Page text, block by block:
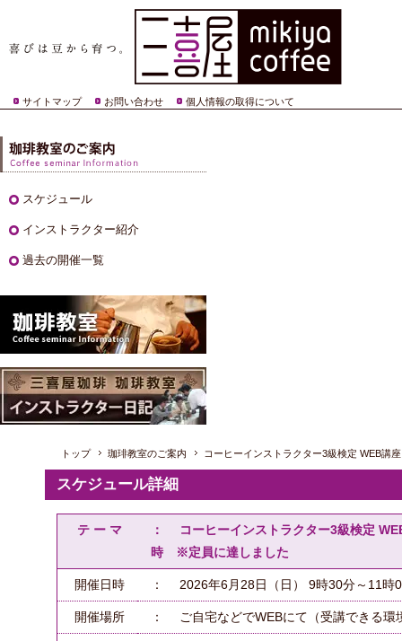
サイトマップ お問い合わせ 個人情報の取得について
トップ 珈琲教室のご案内 コーヒーインストラクター3級検定 WEB
スケジュール詳細
テ ー マ
： コーヒーインストラクター3級検定
時 ※定員に達しました
開催日時 ： 2026年6月28日（日） 9時30分～11時
開催場所 ： ご自宅などでWEBにて（受講できる環
スケジュール
インストラクター紹介
過去の開催一覧